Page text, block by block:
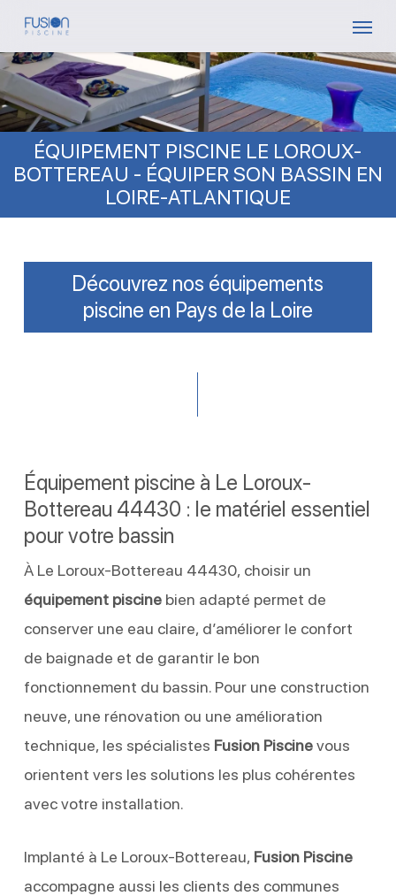
Skip
main
content
ÉQUIPEMENT PISCINE LE LOROUX-
BOTTEREAU - ÉQUIPER SON BASSIN EN
LOIRE-ATLANTIQUE
Découvrez nos équipements
piscine en Pays de la Loire
Équipement piscine à Le Loroux-
Bottereau 44430 : le matériel essentiel
pour votre bassin
À Le Loroux-Bottereau 44430, choisir un
équipement piscinebien adapté permet de
conserver une eau claire, d’améliorer le confort
de baignade et de garantir le bon
fonctionnement du bassin. Pour une construction
neuve, une rénovation ou une amélioration
technique, les spécialistes Fusion Piscinevous
orientent vers les solutions les plus cohérentes
avec votre installation.
Implanté à Le Loroux-Bottereau, Fusion Piscine
accompagne aussi les clients des communes